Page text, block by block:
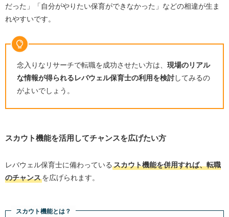
だった」「自分がやりたい保育ができなかった」などの相違が生ま
れやすいです。
念入りなリサーチで転職を成功させたい方は、 現場のリアル
な情報が得られるレバウェル保育士の利用を検討してみるの
がよいでしょう。
スカウト機能を活用してチャンスを広げたい方
レバウェル保育士に備わっている スカウト機能を併用すれば、転職
のチャンスを広げられます。
スカウト機能とは？